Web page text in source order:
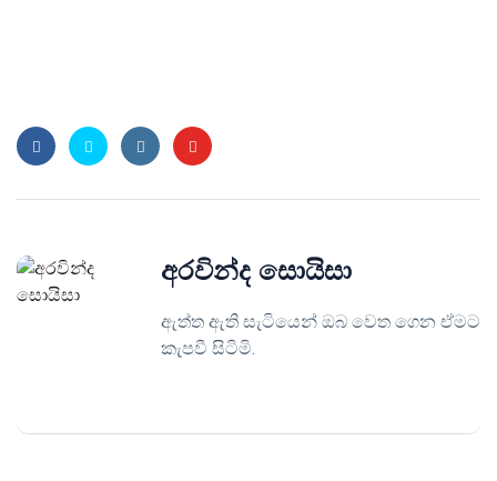
අරවින්ද සොයිසා
ඇත්ත ඇති සැටියෙන් ඔබ වෙත ගෙන ඒමට
කැපවී සිටිමි.